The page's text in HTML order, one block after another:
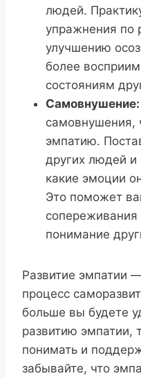
людей.
упражнения по
улучшению
более
состояниям
Самовнушение:
самовнушения,
эмпатию.
других людей и
какие эмоции
Это поможет
сопереживания
понимание
Развитие эмпатии
процесс
больше вы будете
развитию
понимать и
забывайте, что